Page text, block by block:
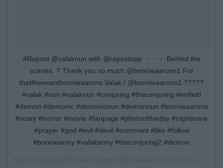
#Repost @valaknun with @repostapp ・・・ Behind the
scenes. ? Thank you so much @bonnieaarons1 For
that#wewantbonnieaarons Valak / @bonnieaarons1 ?????
#valak #nun #valaknun #conjuring #theconjuring #enfield
#demon #demonic #demonicnun #demonnun #bonnieaarons
#scary #horror #movie #fanpage #photooftheday #nightmare
#prayer #god #evil #devil #comment #like #follow
#bonniearmy #valakarmy #theconjuring2 #demon